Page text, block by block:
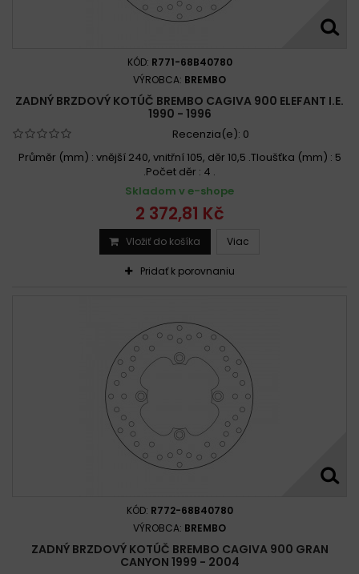
KÓD: R771-68B40780
VÝROBCA: BREMBO
ZADNÝ BRZDOVÝ KOTÚČ BREMBO CAGIVA 900 ELEFANT I.E.
1990 - 1996
Recenzia(e): 0
Průměr (mm) : vnější 240, vnitřní 105, děr 10,5 .Tloušťka (mm) : 5
.Počet děr : 4 .
Skladom v e-shope
2 372,81 Kč
Vložiť do košíka Viac
Pridať k porovnaniu
KÓD: R772-68B40780
VÝROBCA: BREMBO
ZADNÝ BRZDOVÝ KOTÚČ BREMBO CAGIVA 900 GRAN
CANYON 1999 - 2004